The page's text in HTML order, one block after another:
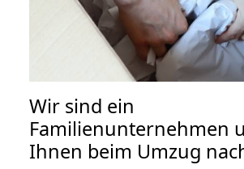
Wir sind ein
Familienunternehmen
Ihnen beim Umzug